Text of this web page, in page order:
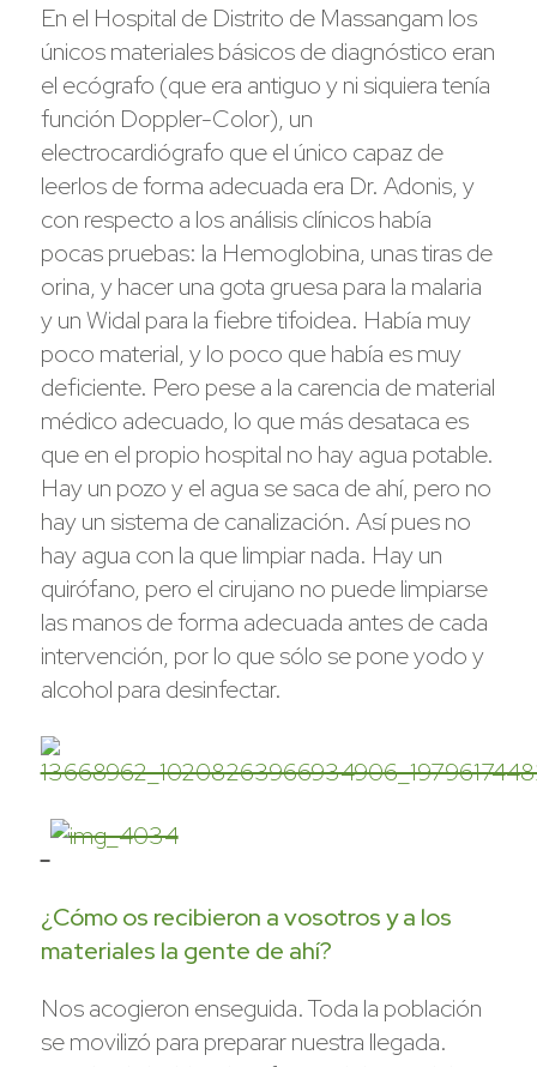
En el Hospital de Distrito de Massangam los
únicos materiales básicos de diagnóstico eran
el ecógrafo (que era antiguo y ni siquiera tenía
función Doppler-Color), un
electrocardiógrafo que el único capaz de
leerlos de forma adecuada era Dr. Adonis, y
con respecto a los análisis clínicos había
pocas pruebas: la Hemoglobina, unas tiras de
orina, y hacer una gota gruesa para la malaria
y un Widal para la fiebre tifoidea. Había muy
poco material, y lo poco que había es muy
deficiente. Pero pese a la carencia de material
médico adecuado, lo que más desataca es
que en el propio hospital no hay agua potable.
Hay un pozo y el agua se saca de ahí, pero no
hay un sistema de canalización. Así pues no
hay agua con la que limpiar nada. Hay un
quirófano, pero el cirujano no puede limpiarse
las manos de forma adecuada antes de cada
intervención, por lo que sólo se pone yodo y
alcohol para desinfectar.
¿Cómo os recibieron a vosotros y a los
materiales la gente de ahí?
Nos acogieron enseguida. Toda la población
se movilizó para preparar nuestra llegada.